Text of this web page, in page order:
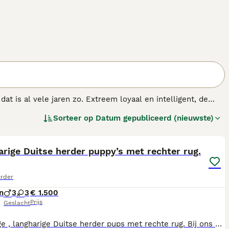
is al vele jaren zo. Extreem loyaal en intelligent, de
veerkracht, uithoudingsvermogen, betrouwbaarheid en
Sorteer op Datum gepubliceerd (nieuwste)
Duitse herder puppy’s met rechter rug.
3 3
Geslacht
€ 1.500
Prijs
Prachtige , langharige Duitse herder pups met rechte rug. Bij ons op de boerderij is een nestje langharige Duitse herderpups geboren. De vader en moeder van de pups zijn beiden bij ons aanwezig op de boerderij. Het zijn prachtige, lieve en waakse honden waar onze kinderen dol op zijn. De pups groeien samen met onze kinderen en andere dieren op, op de boerderij. Als de pups het ouderlijk nest verlaten zijn ze gesocialiseerd ,hebben een chip worden ingeënt en zijn meerdere keren ontwormd. Ze krijgen van de dierenarts een officiële gezondheidsverklaring met hun eigen Europees paspoort. Voor reserveringen of meer informatie mag u bellen voor 22.00 uur naar telefoonnummer 06-18141467.